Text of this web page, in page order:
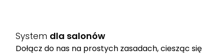
System dla salonów
Dołącz do nas na prostych zasadach, ciesząc się